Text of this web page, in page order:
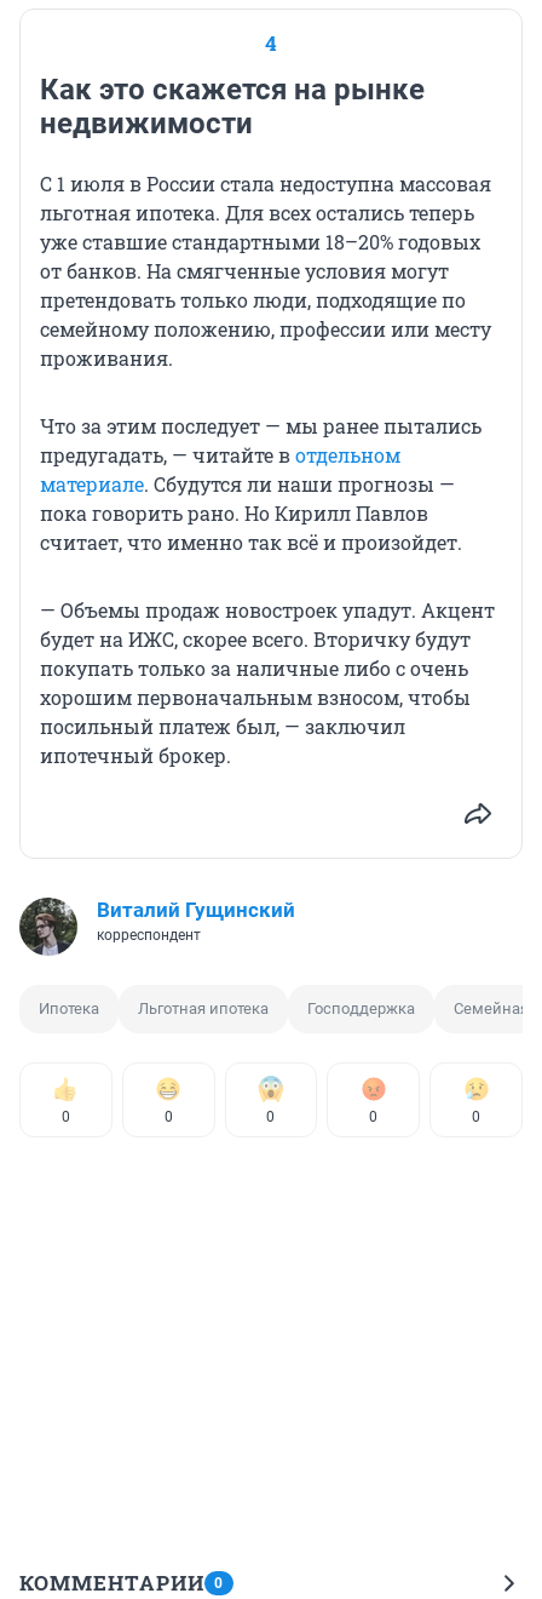
4
Как это скажется на рынке
недвижимости
С 1 июля в России стала недоступна массовая
льготная ипотека. Для всех остались теперь
уже ставшие стандартными 18–20% годовых
от банков. На смягченные условия могут
претендовать только люди, подходящие по
семейному положению, профессии или месту
проживания.
Что за этим последует — мы ранее пытались
предугадать, — читайте вотдельном
материале. Сбудутся ли наши прогнозы —
пока говорить рано. Но Кирилл Павлов
считает, что именно так всё и произойдет.
— Объемы продаж новостроек упадут. Акцент
будет на ИЖС, скорее всего. Вторичку будут
покупать только за наличные либо с очень
хорошим первоначальным взносом, чтобы
посильный платеж был, — заключил
ипотечный брокер.
Виталий Гущинский
корреспондент
Ипотека Льготная ипотека Господдержка Семейная
0 0 0 0 0
КОММЕНТАРИИ 0